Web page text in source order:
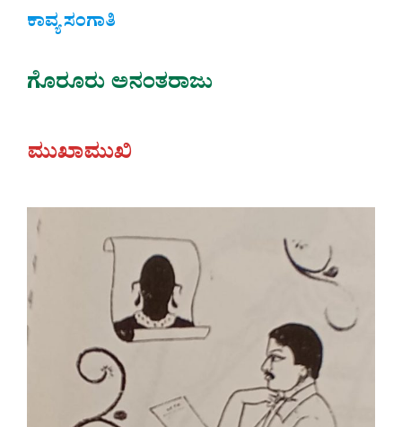
ಕಾವ್ಯ ಸಂಗಾತಿ
ಗೊರೂರು ಅನಂತರಾಜು
ಮುಖಾಮುಖಿ